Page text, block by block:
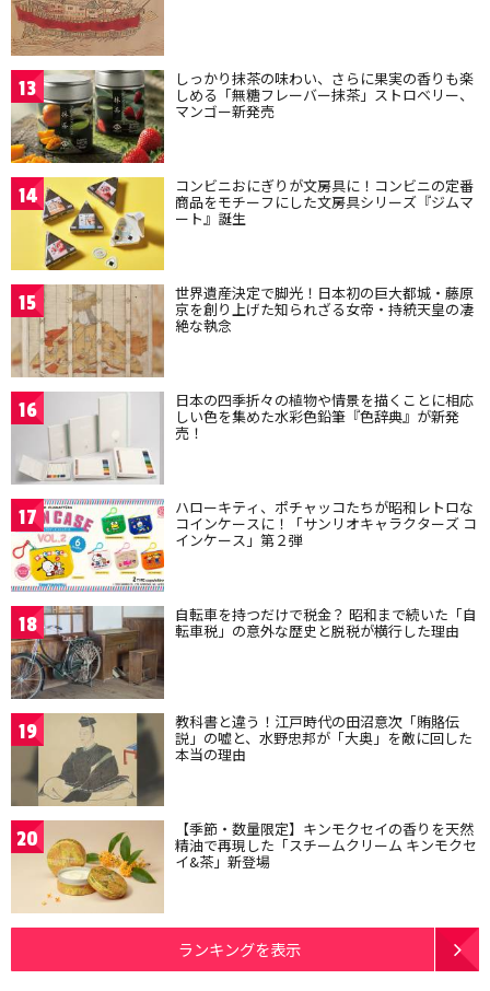
13 しっかり抹茶の味わい、さらに果実の香りも楽
しめる「無糖フレーバー抹茶」ストロベリー、
マンゴー新発売
14 コンビニおにぎりが文房具に！コンビニの定番
商品をモチーフにした文房具シリーズ『ジムマ
ート』誕生
15 世界遺産決定で脚光！日本初の巨大都城・藤原
京を創り上げた知られざる女帝・持統天皇の凄
絶な執念
16 日本の四季折々の植物や情景を描くことに相応
しい色を集めた水彩色鉛筆『色辞典』が新発
売！
17 ハローキティ、ポチャッコたちが昭和レトロな
コインケースに！「サンリオキャラクターズ コ
インケース」第２弾
18 自転車を持つだけで税金？ 昭和まで続いた「自
転車税」の意外な歴史と脱税が横行した理由
19 教科書と違う！江戸時代の田沼意次「賄賂伝
説」の嘘と、水野忠邦が「大奥」を敵に回した
本当の理由
20 【季節・数量限定】キンモクセイの香りを天然
精油で再現した「スチームクリーム キンモクセ
イ&茶」新登場
ランキングを表示